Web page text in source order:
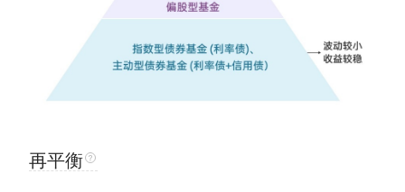
再平衡